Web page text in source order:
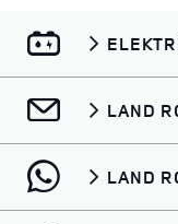
LAND
LAND